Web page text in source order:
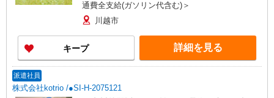
通費全支給(ガソリン代含む)＞
川越市
キープ 詳細を見る
派遣社員
株式会社kotrio /●SI-H-2075121